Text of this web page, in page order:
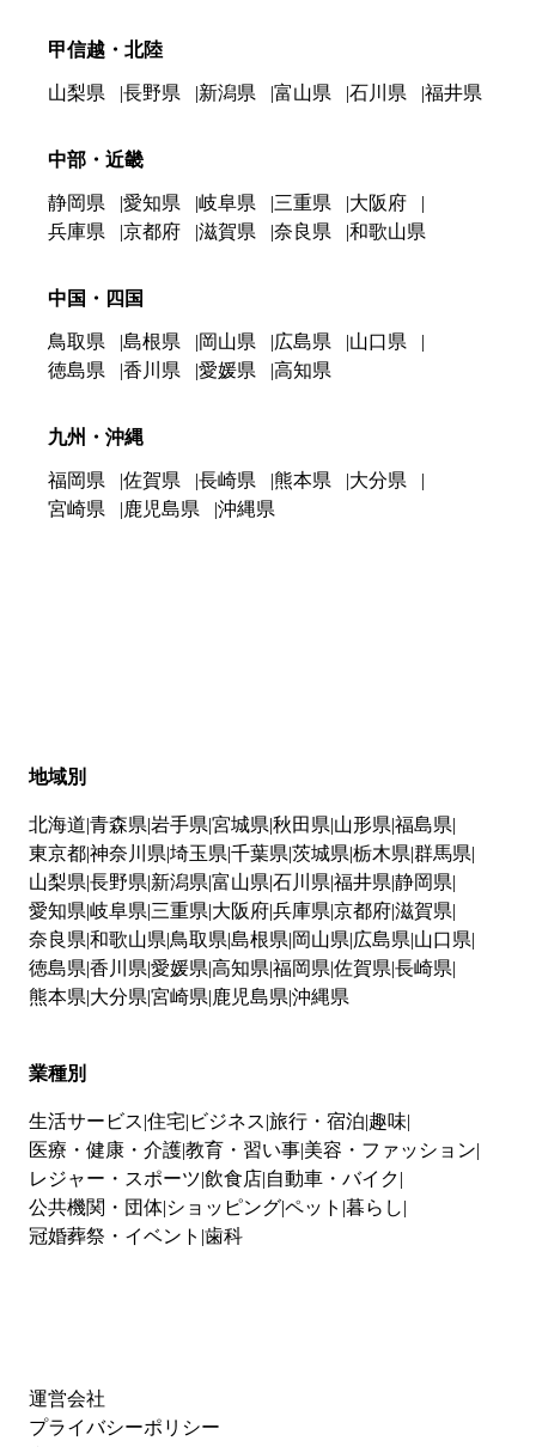
甲信越・北陸
山梨県 長野県 新潟県 富山県 石川県 福井県
中部・近畿
静岡県 愛知県 岐阜県 三重県
大阪府
兵庫県
京都府 滋賀県 奈良県 和歌山県
中国・四国
鳥取県 島根県 岡山県 広島県
山口県
徳島県
香川県 愛媛県 高知県
九州・沖縄
福岡県 佐賀県 長崎県 熊本県
大分県
宮崎県
鹿児島県 沖縄県
地域別
北海道 青森県 岩手県 宮城県 秋田県 山形県 福島県
東京都神奈川県 埼玉県 千葉県 茨城県 栃木県 群馬県
山梨県 長野県 新潟県 富山県 石川県 福井県 静岡県
愛知県 岐阜県 三重県 大阪府兵庫県 京都府滋賀県
奈良県 和歌山県 鳥取県 島根県 岡山県 広島県 山口県
徳島県 香川県 愛媛県 高知県 福岡県 佐賀県 長崎県
熊本県 大分県 宮崎県 鹿児島県 沖縄県
業種別
生活サービス 住宅 ビジネス 旅行・宿泊 趣味
医療・健康・介護教育・習い事 美容・ファッション
レジャー・スポーツ 飲食店 自動車・バイク
公共機関・団体 ショッピングペット 暮らし
冠婚葬祭・イベント 歯科
運営会社
プライバシーポリシー